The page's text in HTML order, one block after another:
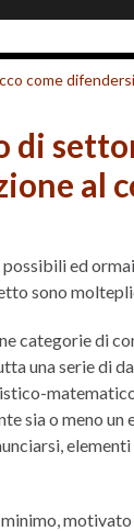
come
di
al
ed
sono
categorie di
una serie di
sia o meno